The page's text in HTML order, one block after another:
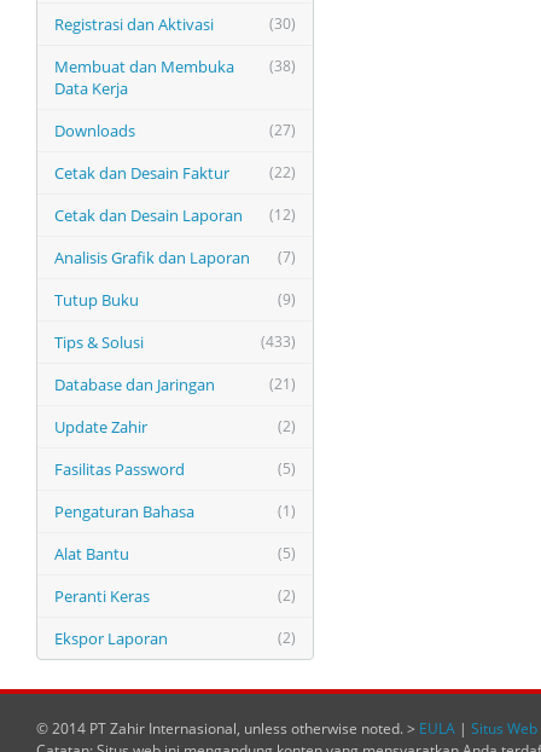
(30)
Registrasi dan Aktivasi
(38)
Membuat dan Membuka
Data Kerja
(27)
Downloads
(22)
Cetak dan Desain Faktur
(12)
Cetak dan Desain Laporan
(7)
Analisis Grafik dan Laporan
(9)
Tutup Buku
(433)
Tips & Solusi
(21)
Database dan Jaringan
(2)
Update Zahir
(5)
Fasilitas Password
(1)
Pengaturan Bahasa
(5)
Alat Bantu
(2)
Peranti Keras
(2)
Ekspor Laporan
© 2014 PT Zahir Internasional, unless otherwise noted. > EULA | Situs